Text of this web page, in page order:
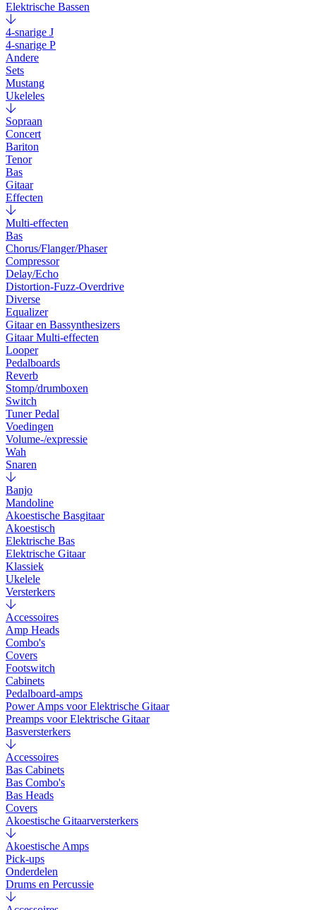
Elektrische Bassen
4-snarige J
4-snarige P
Andere
Sets
Mustang
Ukeleles
Sopraan
Concert
Bariton
Tenor
Bas
Gitaar
Effecten
Multi-effecten
Bas
Chorus/Flanger/Phaser
Compressor
Delay/Echo
Distortion-Fuzz-Overdrive
Diverse
Equalizer
Gitaar en Bassynthesizers
Gitaar Multi-effecten
Looper
Pedalboards
Reverb
Stomp/drumboxen
Switch
Tuner Pedal
Voedingen
Volume-/expressie
Wah
Snaren
Banjo
Mandoline
Akoestische Basgitaar
Akoestisch
Elektrische Bas
Elektrische Gitaar
Klassiek
Ukelele
Versterkers
Accessoires
Amp Heads
Combo's
Covers
Footswitch
Cabinets
Pedalboard-amps
Power Amps voor Elektrische Gitaar
Preamps voor Elektrische Gitaar
Basversterkers
Accessoires
Bas Cabinets
Bas Combo's
Bas Heads
Covers
Akoestische Gitaarversterkers
Akoestische Amps
Pick-ups
Onderdelen
Drums en Percussie